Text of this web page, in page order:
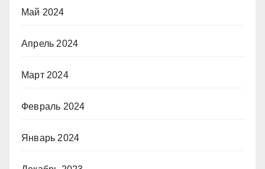
Май 2024
Апрель 2024
Март 2024
Февраль 2024
Январь 2024